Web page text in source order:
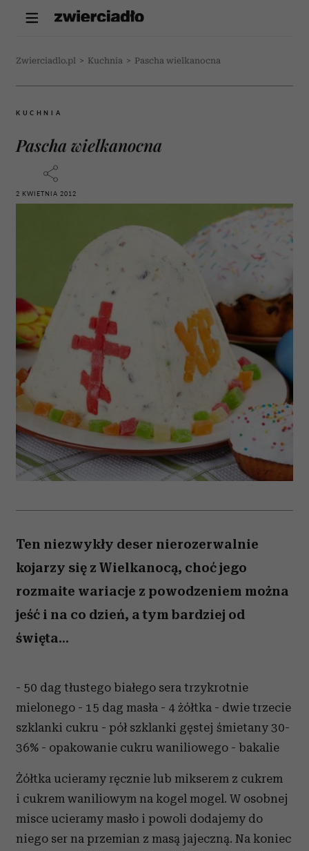
Zwierciadlo.pl > Kuchnia > Pascha wielkanocna
KUCHNIA
Pascha wielkanocna
2 KWIETNIA 2012
Ten niezwykły deser nierozerwalnie
kojarzy się z Wielkanocą, choć jego
rozmaite wariacje z powodzeniem można
jeść i na co dzień, a tym bardziej od
święta...
- 50 dag tłustego białego sera trzykrotnie
mielonego - 15 dag masła - 4 żółtka - dwie trzecie
szklanki cukru - pół szklanki gęstej śmietany 30-
36% - opakowanie cukru waniliowego - bakalie
Żółtka ucieramy ręcznie lub mikserem z cukrem
i cukrem waniliowym na kogel mogel. W osobnej
misce ucieramy masło i powoli dodajemy do
niego ser na przemian z masą jajeczną. Na koniec